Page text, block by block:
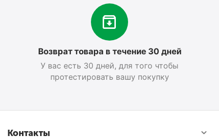
Возврат товара в течение 30 дней
У вас есть 30 дней, для того чтобы
протестировать вашу покупку
Контакты